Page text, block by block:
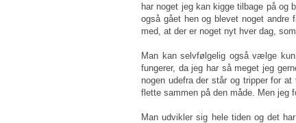
har noget jeg kan kigge tilbage på og
også gået hen og blevet noget
med, at der er noget nyt hver dag,
Man kan selvfølgelig også vælge
fungerer, da jeg har så meget jeg
nogen udefra der står og tripper for
flette sammen på den måde. Men jeg
Man udvikler sig hele tiden og det